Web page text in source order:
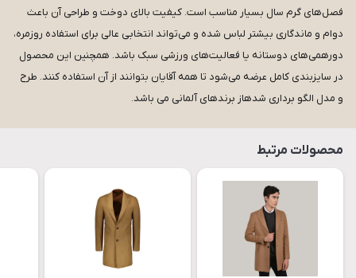
فصل‌های گرم سال بسیار مناسب است. کیفیت بالای دوخت و طراحی آن باعث
دوام و ماندگاری بیشتر لباس شده و می‌تواند انتخابی عالی برای استفاده روزمره،
دورهمی‌های دوستانه یا فعالیت‌های ورزشی سبک باشد. همچنین این محصول
در سایزبندی کامل عرضه می‌شود تا همه آقایان بتوانند از آن استفاده کنند. طرح
و مدل الگو برداری شدهاز برندهای آلمانی می باشد.
محصولات مرتبط